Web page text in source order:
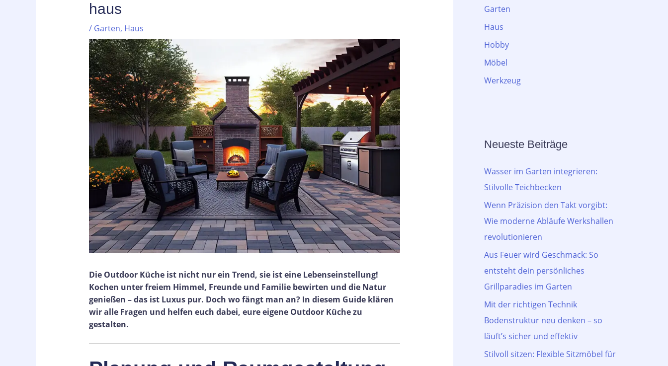
haus
/ Garten, Haus
Die Outdoor Küche ist nicht nur ein Trend, sie ist eine Lebenseinstellung!
Kochen unter freiem Himmel, Freunde und Familie bewirten und die Natur
genießen – das ist Luxus pur. Doch wo fängt man an? In diesem Guide klären
wir alle Fragen und helfen euch dabei, eure eigene Outdoor Küche zu
gestalten.
Garten
Haus
Hobby
Möbel
Werkzeug
Neueste Beiträge
Wasser im Garten integrieren:
Stilvolle Teichbecken
Wenn Präzision den Takt vorgibt:
Wie moderne Abläufe Werkshallen
revolutionieren
Aus Feuer wird Geschmack: So
entsteht dein persönliches
Grillparadies im Garten
Mit der richtigen Technik
Bodenstruktur neu denken – so
läuft’s sicher und effektiv
Stilvoll sitzen: Flexible Sitzmöbel für